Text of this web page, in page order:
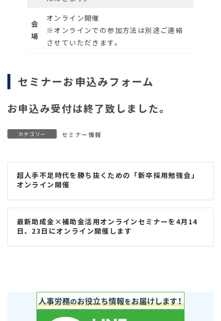
会
場
オンライン開催
※オンラインでの参加方法は別途ご連絡
させていただきます。
セミナーお申込みフォーム
お申込み受付は終了致しました。
カテゴリー セミナー情報
超人手不足時代を勝ち抜くための「新卒採用勉強会」
オンライン開催
最新助成金×補助金活用オンラインセミナーを4月14
日、23日にオンライン開催します